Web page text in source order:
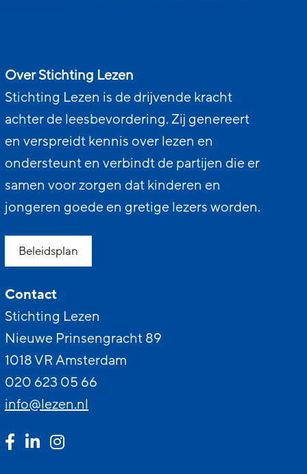
Over Stichting Lezen
Stichting Lezen is de drijvende kracht
achter de leesbevordering. Zij genereert
en verspreidt kennis over lezen en
ondersteunt en verbindt de partijen die er
samen voor zorgen dat kinderen en
jongeren goede en gretige lezers worden.
Beleidsplan
Contact
Stichting Lezen
Nieuwe Prinsengracht 89
1018 VR Amsterdam
020 623 05 66
info@lezen.nl